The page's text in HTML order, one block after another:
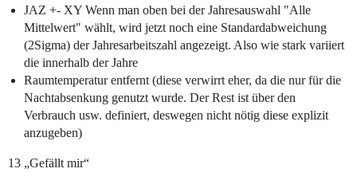
JAZ +- XY Wenn man oben bei der Jahresauswahl "Alle
Mittelwert" wählt, wird jetzt noch eine Standardabweichung
(2Sigma) der Jahresarbeitszahl angezeigt. Also wie stark variiert
die innerhalb der Jahre
Raumtemperatur entfernt (diese verwirrt eher, da die nur für die
Nachtabsenkung genutzt wurde. Der Rest ist über den
Verbrauch usw. definiert, deswegen nicht nötig diese explizit
anzugeben)
13 „Gefällt mir“